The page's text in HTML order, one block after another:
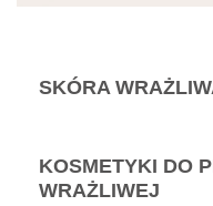
Odkryjdelikatne
SKÓRA
KOSMETYKI DO
WRAŻLIWEJ